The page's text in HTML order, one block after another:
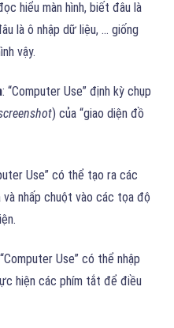
hiểu màn hình, biết đâu là
là ô nhập dữ liệu, … giống
vậy.
: “Computer Use” định kỳ chụp
) của “giao diện đồ
Use” có thể tạo ra các
nhấp chuột vào các tọa độ
Use” có thể nhập
hiện các phím tắt để điều